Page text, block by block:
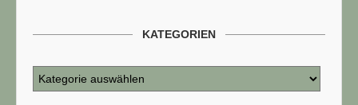
KATEGORIEN